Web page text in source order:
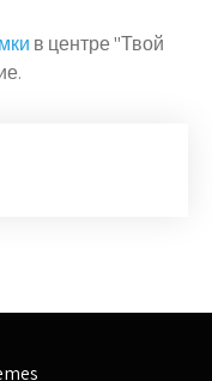
в центре "Твой